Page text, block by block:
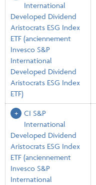
International
Developed Dividend
Aristocrats ESG Index
ETF (anciennement
Invesco S&P
International
Developed Dividend
Aristocrats ESG Index
ETF)
CI S&P
International
Developed Dividend
Aristocrats ESG Index
ETF (anciennement
Invesco S&P
International